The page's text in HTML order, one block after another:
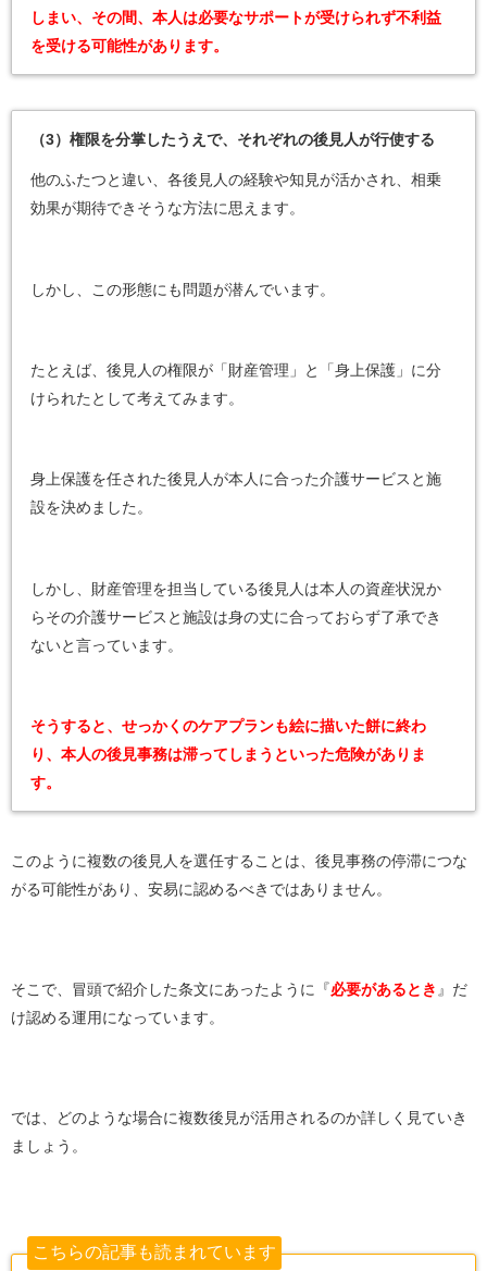
しまい、その間、本人は必要なサポートが受けられず不利益
を受ける可能性があります。
（3）権限を分掌したうえで、それぞれの後見人が行使する
他のふたつと違い、各後見人の経験や知見が活かされ、相乗
効果が期待できそうな方法に思えます。
しかし、この形態にも問題が潜んでいます。
たとえば、後見人の権限が「財産管理」と「身上保護」に分
けられたとして考えてみます。
身上保護を任された後見人が本人に合った介護サービスと施
設を決めました。
しかし、財産管理を担当している後見人は本人の資産状況か
らその介護サービスと施設は身の丈に合っておらず了承でき
ないと言っています。
そうすると、せっかくのケアプランも絵に描いた餅に終わ
り、本人の後見事務は滞ってしまうといった危険がありま
す。
このように複数の後見人を選任することは、後見事務の停滞につな
がる可能性があり、安易に認めるべきではありません。
そこで、冒頭で紹介した条文にあったように『必要があるとき 』だ
け認める運用になっています。
では、どのような場合に複数後見が活用されるのか詳しく見ていき
ましょう。
こちらの記事も読まれています